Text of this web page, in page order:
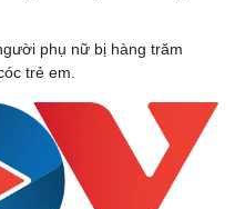
phụ nữ bị hàng trăm
trẻ em.